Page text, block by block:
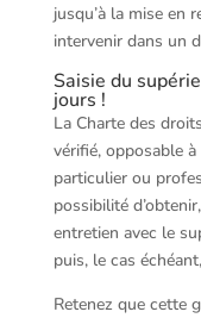
jusqu’à la mise en
intervenir dans un
Saisie du
jours !
La Charte des
vérifié, opposable
particulier ou
possibilité
entretien avec le
puis, le cas
Retenez que cette